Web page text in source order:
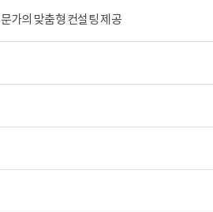
가의 맞춤형 컨설팅 제공